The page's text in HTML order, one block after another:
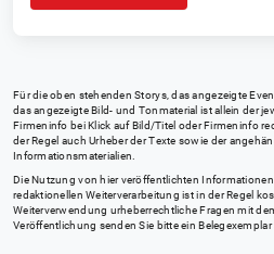
Für die oben stehenden Storys, das angezeigte
das angezeigte Bild- und Tonmaterial ist allein der
Firmeninfo bei Klick auf Bild/Titel oder Firmeninfo
der Regel auch Urheber der Texte sowie der
Informationsmaterialien.
Die Nutzung von hier veröffentlichten
redaktionellen Weiterverarbeitung ist in der Regel
Weiterverwendung urheberrechtliche Fragen mit
Veröffentlichung senden Sie bitte ein Belegexemplar